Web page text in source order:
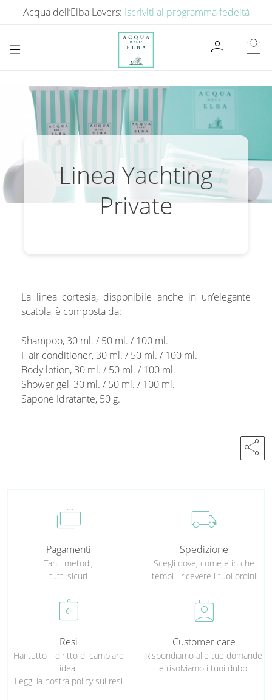
Acqua dell’Elba Lovers: Iscriviti al programma fedeltà
person local_mall
Linea Yachting
Private
La linea cortesia, disponibile anche in un’elegante
scatola, è composta da:
Shampoo, 30 ml. / 50 ml. / 100 ml.
Hair conditioner, 30 ml. / 50 ml. / 100 ml.
Body lotion, 30 ml. / 50 ml. / 100 ml.
Shower gel, 30 ml. / 50 ml. / 100 ml.
Sapone Idratante, 50 g.
share
cases
Pagamenti
Tanti metodi,
tutti sicuri
local_shipping
Spedizione
Scegli dove, come e in che
tempi ricevere i tuoi ordini
assignment_return
Resi
Hai tutto il diritto di cambiare
idea.
Leggi la nostra policy sui resi
perm_contact_calendar
Customer care
Rispondiamo alle tue domande
e risolviamo i tuoi dubbi